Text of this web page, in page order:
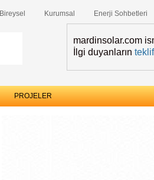
Bireysel Kurumsal Enerji Sohbetleri
mardinsolar.com
İlgi duyanların teklif
PROJELER